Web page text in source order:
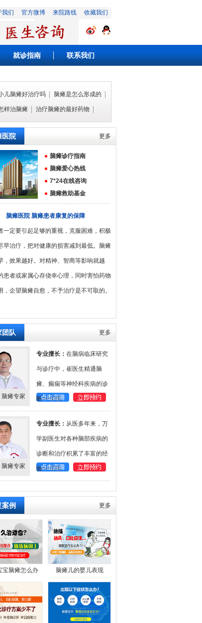
我们 官方微博 来院路线 收藏我们
就诊指南 联系我们
儿脑瘫好治疗吗 脑瘫是怎么形成的
样治脑瘫 治疗脑瘫的最好药物
医院 更多
脑瘫诊疗指南
脑瘫爱心热线
7*24在线咨询
脑瘫救助基金
脑瘫医院 脑瘫患者康复的保障
一定要引起足够的重视，克服困难，积极
早治疗，把对健康的损害减到最低。脑瘫
，效果越好。对精神、智商等影响就越
患者或家属心存侥幸心理，同时害怕药物
，企望脑瘫自愈，不予治疗是不可取的。
团队 更多
脑瘫专家
专业擅长： 在脑病临床研究
与诊疗中，崔医生精通脑
瘫、癫痫等神经科疾病的诊
断>>详情
脑瘫专家
专业擅长： 从医多年来，万
学副医生对各种脑部疾病的
诊断和治疗积累了丰富的经
验>>详情
案例 更多
宝脑瘫怎么办 脑瘫儿的婴儿表现